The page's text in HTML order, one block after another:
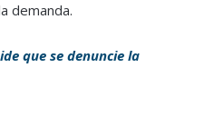
demanda.
que se denuncie la